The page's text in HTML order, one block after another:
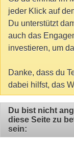
jeder Klick auf
Du unterstützt
auch das
investieren, um
Danke, dass du
dabei hilfst, das
Du bist nicht
diese Seite zu
sein: